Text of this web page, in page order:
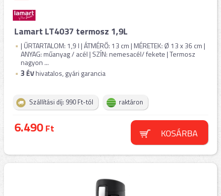
Lamart LT4037 termosz 1,9L
| ŰRTARTALOM: 1,9 l | ÁTMÉRŐ: 13 cm | MÉRETEK: Ø 13 x 36 cm |
ANYAG: műanyag / acél | SZÍN: nemesacél/ fekete | Termosz
nagyon ...
3 ÉVhivatalos, gyári garancia
Szállítási díj: 990 Ft-tól raktáron
6.490Ft KOSÁRBA